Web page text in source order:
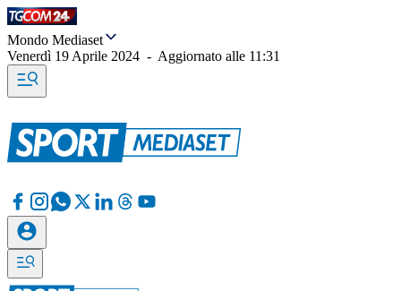
Mondo Mediaset
Venerdì 19 Aprile 2024 - Aggiornato alle 11:31